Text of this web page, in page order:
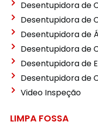
Desentupidora de
Desentupidora de
Desentupidora de
Desentupidora de
Desentupidora de
Desentupidora de
Video Inspeção
LIMPA FOSSA